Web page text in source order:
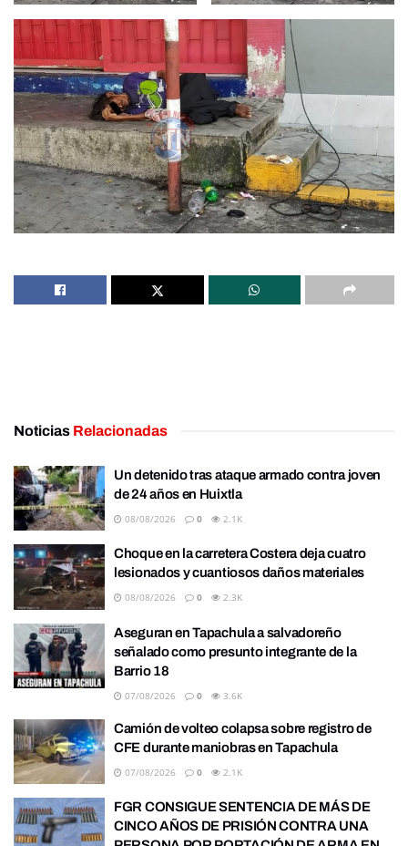
Noticias Relacionadas
Un detenido tras ataque armado contra joven
de 24 años en Huixtla
08/08/2026 0 2.1K
Choque en la carretera Costera deja cuatro
lesionados y cuantiosos daños materiales
08/08/2026 0 2.3K
Aseguran en Tapachula a salvadoreño
señalado como presunto integrante de la
Barrio 18
07/08/2026 0 3.6K
Camión de volteo colapsa sobre registro de
CFE durante maniobras en Tapachula
07/08/2026 0 2.1K
FGR CONSIGUE SENTENCIA DE MÁS DE
CINCO AÑOS DE PRISIÓN CONTRA UNA